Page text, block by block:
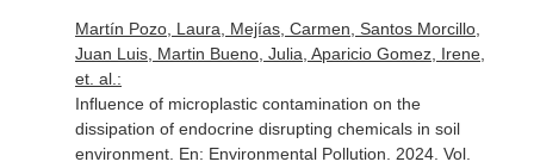
Martín Pozo, Laura, Mejías, Carmen, Santos Morcillo,
Juan Luis, Martin Bueno, Julia, Aparicio Gomez, Irene,
et. al.:
Influence of microplastic contamination on the
dissipation of endocrine disrupting chemicals in soil
environment. En: Environmental Pollution . 2024. Vol.